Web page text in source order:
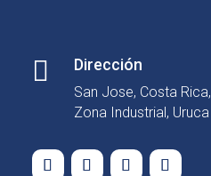
 Dirección
San Jose, Costa Rica,
Zona Industrial, Uruca